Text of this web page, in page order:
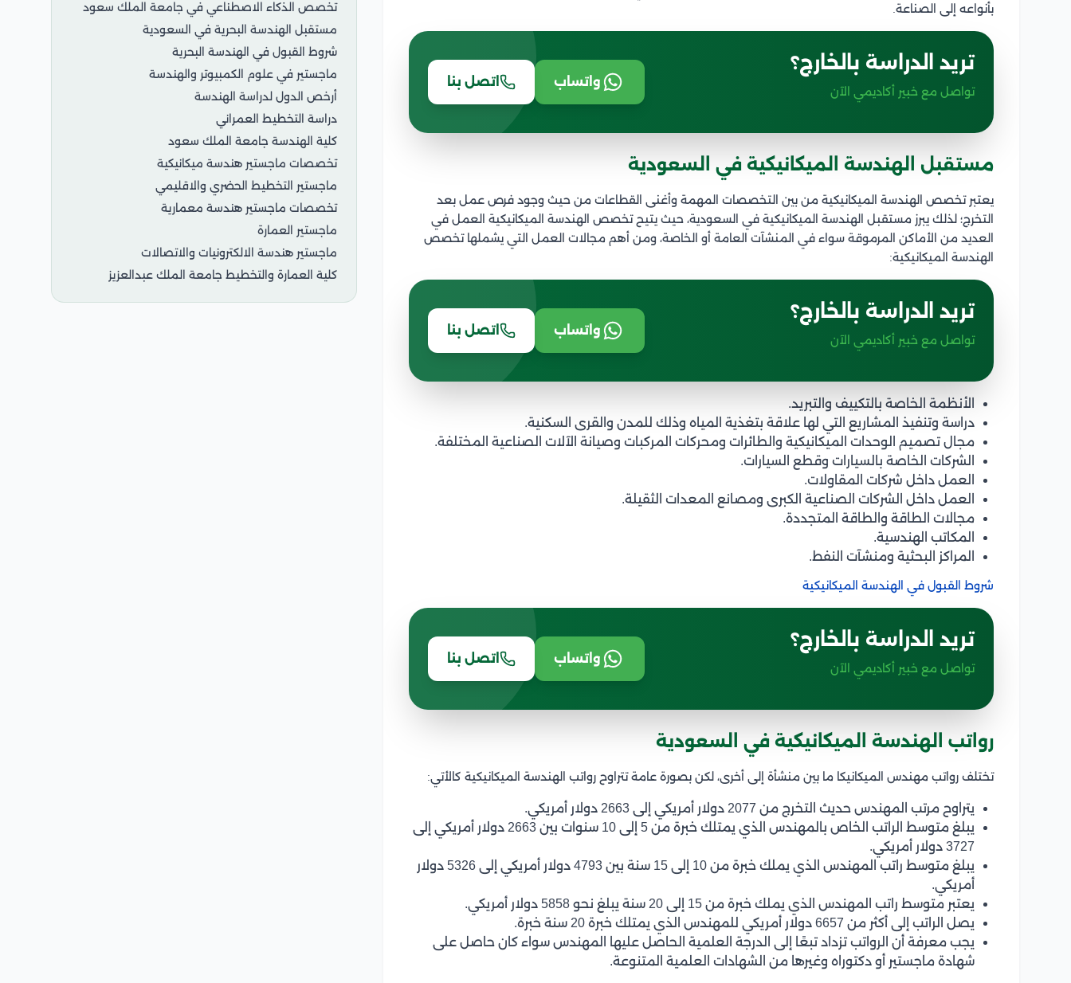
بأنواعه إلى الصناعة.
تريد الدراسة بالخارج؟
تواصل مع خبير أكاديمي الآن
واتساب اتصل بنا
مستقبل الهندسة الميكانيكية في السعودية
يعتبر تخصص الهندسة الميكانيكية من بين التخصصات المهمة وأغنى القطاعات من حيث وجود فرص عمل بعد
التخرج؛ لذلك يبرز مستقبل الهندسة الميكانيكية في السعودية، حيث يتيح تخصص الهندسة الميكانيكية العمل في
العديد من الأماكن المرموقة سواء في المنشآت العامة أو الخاصة، ومن أهم مجالات العمل التي يشملها تخصص
الهندسة الميكانيكية:
تريد الدراسة بالخارج؟
تواصل مع خبير أكاديمي الآن
واتساب اتصل بنا
الأنظمة الخاصة بالتكييف والتبريد.
دراسة وتنفيذ المشاريع التي لها علاقة بتغذية المياه وذلك للمدن والقرى السكنية.
مجال تصميم الوحدات الميكانيكية والطائرات ومحركات المركبات وصيانة الآلات الصناعية المختلفة.
الشركات الخاصة بالسيارات وقطع السيارات.
العمل داخل شركات المقاولات.
العمل داخل الشركات الصناعية الكبرى ومصانع المعدات الثقيلة.
مجالات الطاقة والطاقة المتجددة.
المكاتب الهندسية.
المراكز البحثية ومنشآت النفط.
شروط القبول في الهندسة الميكانيكية
تريد الدراسة بالخارج؟
تواصل مع خبير أكاديمي الآن
واتساب اتصل بنا
رواتب الهندسة الميكانيكية في السعودية
تختلف رواتب مهندس الميكانيكا ما بين منشأة إلى أخرى، لكن بصورة عامة تتراوح رواتب الهندسة الميكانيكية كالأتي:
يتراوح مرتب المهندس حديث التخرج من 2077 دولار أمريكي إلى 2663 دولار أمريكي.
يبلغ متوسط الراتب الخاص بالمهندس الذي يمتلك خبرة من 5 إلى 10 سنوات بين 2663 دولار أمريكي إلى
3727 دولار أمريكي.
يبلغ متوسط راتب المهندس الذي يملك خبرة من 10 إلى 15 سنة بين 4793 دولار أمريكي إلى 5326 دولار
أمريكي.
يعتبر متوسط راتب المهندس الذي يملك خبرة من 15 إلى 20 سنة يبلغ نحو 5858 دولار أمريكي.
يصل الراتب إلى أكثر من 6657 دولار أمريكي للمهندس الذي يمتلك خبرة 20 سنة خبرة.
يجب معرفة أن الرواتب تزداد تبعًا إلى الدرجة العلمية الحاصل عليها المهندس سواء كان حاصل على
شهادة ماجستير أو دكتوراه وغيرها من الشهادات العلمية المتنوعة.
تخصص الذكاء الاصطناعي في جامعة الملك سعود
مستقبل الهندسة البحرية في السعودية
شروط القبول في الهندسة البحرية
ماجستير في علوم الكمبيوتر والهندسة
أرخص الدول لدراسة الهندسة
دراسة التخطيط العمراني
كلية الهندسة جامعة الملك سعود
تخصصات ماجستير هندسة ميكانيكية
ماجستير التخطيط الحضري والاقليمي
تخصصات ماجستير هندسة معمارية
ماجستير العمارة
ماجستير هندسة الالكترونيات والاتصالات
كلية العمارة والتخطيط جامعة الملك عبدالعزيز